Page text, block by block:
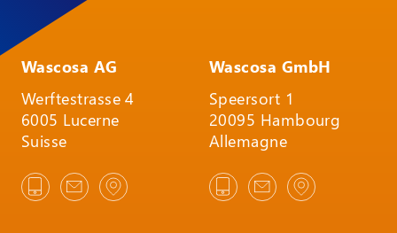
Wascosa AG
Werftestrasse 4
6005 Lucerne
Suisse
Wascosa GmbH
Speersort 1
20095 Hambourg
Allemagne